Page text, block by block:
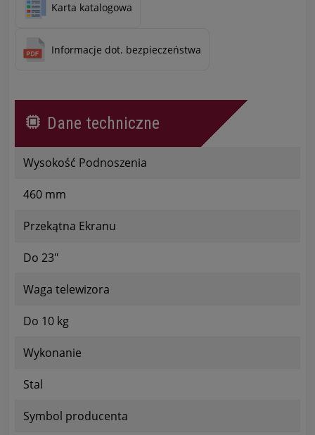
Karta katalogowa
Informacje dot. bezpieczeństwa
Dane techniczne
Wysokość Podnoszenia
460 mm
Przekątna Ekranu
Do 23"
Waga telewizora
Do 10 kg
Wykonanie
Stal
Symbol producenta